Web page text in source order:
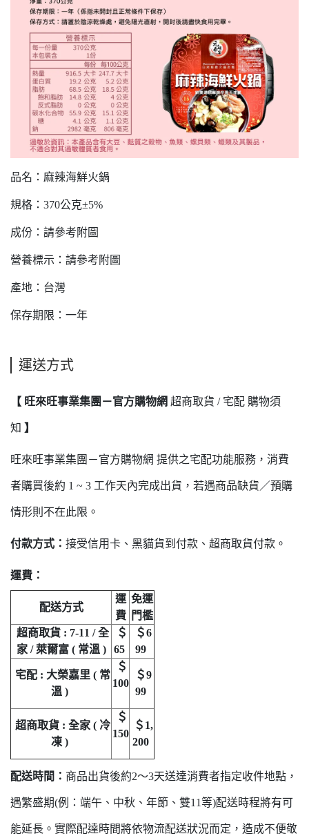
品名：麻辣海鮮火鍋
規格：370公克±5%
成份：請參考附圖
營養標示：請參考附圖
產地：台灣
保存期限：一年
運送方式
【 旺來旺事業集團－官方購物網 超商取貨 / 宅配 購物須
知 】
旺來旺事業集團－官方購物網 提供之宅配功能服務，消費
者購買後約 1 ~ 3 工作天內完成出貨，若遇商品缺貨／預購
情形則不在此限。
付款方式： 接受信用卡、黑貓貨到付款、超商取貨付款。
運費：
配送方式
運
費
免運
門檻
超商取貨 : 7-11 / 全
家 / 萊爾富 ( 常溫 )
＄
65
＄6
99
宅配 : 大榮嘉里 ( 常
溫 )
＄
100
＄9
99
超商取貨 : 全家 ( 冷
凍 )
＄
150
＄1,
200
配送時間： 商品出貨後約2～3天送達消費者指定收件地點，
遇繁盛期(例：端午、中秋、年節、雙11等)配送時程將有可
能延長。實際配達時間將依物流配送狀況而定，造成不便敬